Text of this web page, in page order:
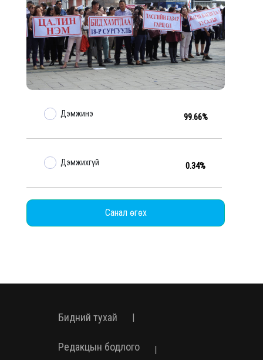
Дэмжинэ 99.66%
Дэмжихгүй 0.34%
Санал өгөх
Бидний тухай |
Редакцын бодлого |